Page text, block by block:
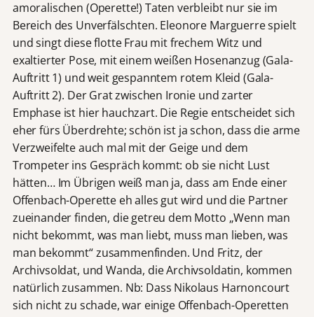
amoralischen (Operette!) Taten verbleibt nur sie im
Bereich des Unverfälschten. Eleonore Marguerre spielt
und singt diese flotte Frau mit frechem Witz und
exaltierter Pose, mit einem weißen Hosenanzug (Gala-
Auftritt 1) und weit gespanntem rotem Kleid (Gala-
Auftritt 2). Der Grat zwischen Ironie und zarter
Emphase ist hier hauchzart. Die Regie entscheidet sich
eher fürs Überdrehte; schön ist ja schon, dass die arme
Verzweifelte auch mal mit der Geige und dem
Trompeter ins Gespräch kommt: ob sie nicht Lust
hätten… Im Übrigen weiß man ja, dass am Ende einer
Offenbach-Operette eh alles gut wird und die Partner
zueinander finden, die getreu dem Motto „Wenn man
nicht bekommt, was man liebt, muss man lieben, was
man bekommt“ zusammenfinden. Und Fritz, der
Archivsoldat, und Wanda, die Archivsoldatin, kommen
natürlich zusammen. Nb: Dass Nikolaus Harnoncourt
sich nicht zu schade, war einige Offenbach-Operetten